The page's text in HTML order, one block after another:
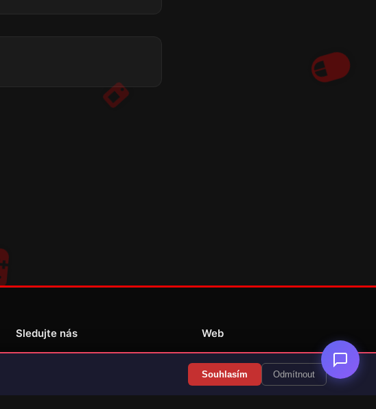
Sledujte nás Web
Překlady her
Souhlasím Odmítnout